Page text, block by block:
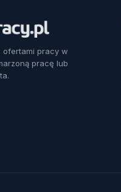
ofertami pracy w
pracę lub